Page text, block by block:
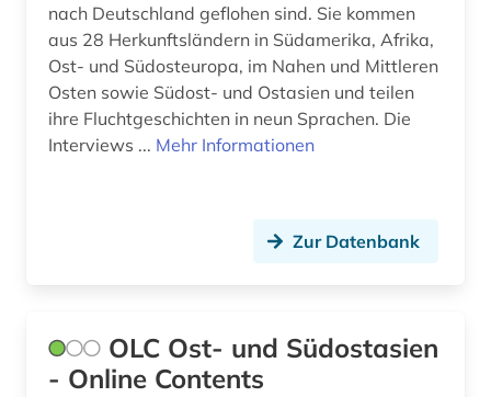
nach Deutschland geflohen sind. Sie kommen
aus 28 Herkunftsländern in Südamerika, Afrika,
Ost- und Südosteuropa, im Nahen und Mittleren
Osten sowie Südost- und Ostasien und teilen
ihre Fluchtgeschichten in neun Sprachen. Die
Interviews ... Mehr Informationen
Zur Datenbank
OLC Ost- und Südostasien
- Online Contents